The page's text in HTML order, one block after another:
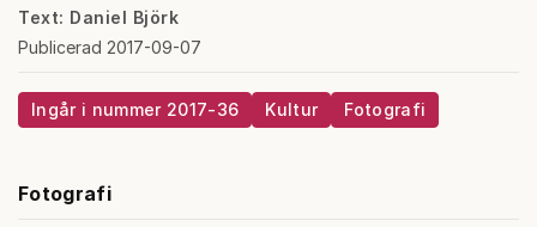
Text: Daniel Björk
Publicerad 2017-09-07
Ingår i nummer 2017-36 Kultur Fotografi
Fotografi